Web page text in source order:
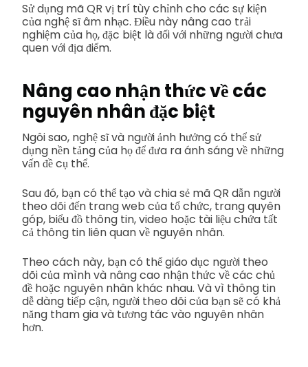
Sử dụng mã QR vị trí tùy chỉnh cho các sự kiện
của nghệ sĩ âm nhạc. Điều này nâng cao trải
nghiệm của họ, đặc biệt là đối với những người chưa
quen với địa điểm.
Nâng cao nhận thức về các
nguyên nhân đặc biệt
Ngôi sao, nghệ sĩ và người ảnh hưởng có thể sử
dụng nền tảng của họ để đưa ra ánh sáng về những
vấn đề cụ thể.
Sau đó, bạn có thể tạo và chia sẻ mã QR dẫn người
theo dõi đến trang web của tổ chức, trang quyên
góp, biểu đồ thông tin, video hoặc tài liệu chứa tất
cả thông tin liên quan về nguyên nhân.
Theo cách này, bạn có thể giáo dục người theo
dõi của mình và nâng cao nhận thức về các chủ
đề hoặc nguyên nhân khác nhau. Và vì thông tin
dễ dàng tiếp cận, người theo dõi của bạn sẽ có khả
năng tham gia và tương tác vào nguyên nhân
hơn.